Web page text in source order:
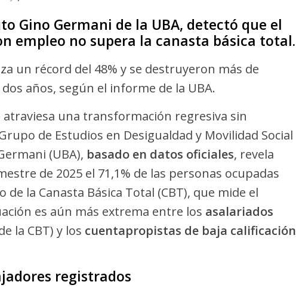
Gino Germani de la UBA, detectó que el
empleo no supera la canasta básica total.
un récord del 48% y se destruyeron más de
años, según el informe de la UBA.
una transformación regresiva sin
de Estudios en Desigualdad y Movilidad Social
(UBA), basado en datos oficiales, revela
de 2025 el 71,1% de las personas ocupadas
la Canasta Básica Total (CBT), que mide el
es aún más extrema entre los asalariados
la CBT) y los cuentapropistas de baja calificación
registrados